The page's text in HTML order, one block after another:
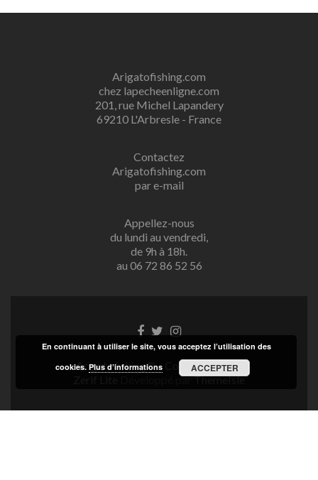
Arigatofishing.com
chez lapecheenligne.com
201, rue Michel Lapandery
69210 L'Arbresle - France
Contactez
Arigatofishing.com
par e-mail
Appellez-nous
du lundi au vendredi,
de 9h à 18h.
au 06 72 86 52 56
Lien
Facebook
Lien
Twitter
Lien
Instagram
Arigatofishing® - Copyright 2025
Développé parThemeIsle
En continuant à utiliser le site, vous acceptez l’utilisation des
cookies.Plus d’informations ACCEPTER